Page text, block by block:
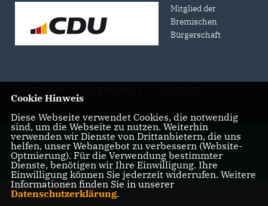
Mitglied der
Bremischen
Bürgerschaft
@2026 Bettina Hornhues MdBB
Alle Rechte vorbehalten.
REALISATION: SHARKNESS MEDIA GMBH & CO. KG
Cookie Hinweis
Diese Webseite verwendet Cookies, die notwendig
sind, um die Webseite zu nutzen. Weiterhin
verwenden wir Dienste von Drittanbietern, die uns
helfen, unser Webangebot zu verbessern (Website-
Optmierung). Für die Verwendung bestimmter
Dienste, benötigen wir Ihre Einwilligung. Ihre
Einwilligung können Sie jederzeit widerrufen. Weitere
Informationen finden Sie in unserer
Datenschutzerklärung.